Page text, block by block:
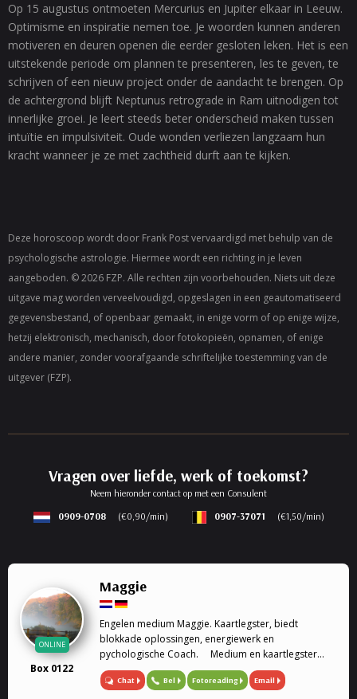
Op 15 augustus ontmoeten Mercurius en Jupiter elkaar in Leeuw.
Optimisme en inspiratie nemen toe. Je woorden kunnen anderen
motiveren en deuren openen die eerder gesloten leken. Het is een
uitstekende periode om plannen te presenteren, les te geven, te
schrijven of een nieuw project onder de aandacht te brengen. Op
de achtergrond blijft Neptunus retrograde in Ram uitnodigen tot
innerlijke groei. Je leert steeds beter onderscheid maken tussen
intuïtie en impulsiviteit. Oude wonden verliezen langzaam hun
kracht wanneer je ze met zachtheid durft aan te kijken.
Deze horoscoop wordt door Frank Post vervaardigd met behulp van de
psychologische astrologie. Hiermee wordt een richting in je leven
aangeboden. © 2026 FZP. Alle rechten zijn voorbehouden. Niets uit deze
uitgave mag worden verveelvoudigd, opgeslagen in een geautomatiseerd
gegevensbestand, of openbaar gemaakt, in enige vorm of op enige wijze,
hetzij elektronisch, mechanisch, door fotokopieën, opnamen, of enige
andere manier, zonder voorafgaande schriftelijke toestemming van de
uitgever (FZP).
Vragen over liefde, werk of toekomst?
Neem hieronder contact op met een Consulent
0909-0708
(€0,90/min) 0907-37071 (€1,50/min)
ONLINE
Box 0122
Maggie
Engelen medium Maggie. Kaartlegster, biedt
blokkade oplossingen, energiewerk en
pychologische Coach. Medium en kaartlegster
Mijn gaven (heldervoelend, helderwetend,
helderruikend, energiewerk) zet ik graag in om
Chat Bel Fotoreading Email